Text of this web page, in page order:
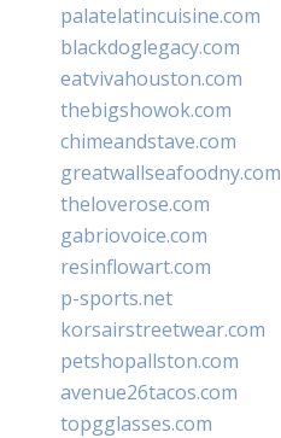
palatelatincuisine.com
blackdoglegacy.com
eatvivahouston.com
thebigshowok.com
chimeandstave.com
greatwallseafoodny.com
theloverose.com
gabriovoice.com
resinflowart.com
p-sports.net
korsairstreetwear.com
petshopallston.com
avenue26tacos.com
topgglasses.com